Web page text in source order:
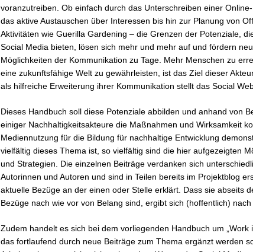
voranzutreiben. Ob einfach durch das Unterschreiben einer
das aktive Austauschen über Interessen bis hin zur Planung von
Aktivitäten wie Guerilla Gardening – die Grenzen der Potenziale,
Social Media bieten, lösen sich mehr und mehr auf und fördern
Möglichkeiten der Kommunikation zu Tage. Mehr Menschen zu
eine zukunftsfähige Welt zu gewährleisten, ist das Ziel dieser
als hilfreiche Erweiterung ihrer Kommunikation stellt das Social
Dieses Handbuch soll diese Potenziale abbilden und anhand von
einiger Nachhaltigkeitsakteure die Maßnahmen und Wirksamkeit
Mediennutzung für die Bildung für nachhaltige Entwicklung
vielfältig dieses Thema ist, so vielfältig sind die hier aufgezeigten
und Strategien. Die einzelnen Beiträge verdanken sich
Autorinnen und Autoren und sind in Teilen bereits im Projektblog
aktuelle Bezüge an der einen oder Stelle erklärt. Dass sie abseits
Bezüge nach wie vor von Belang sind, ergibt sich (hoffentlich) nach
Zudem handelt es sich bei dem vorliegenden Handbuch um „Work
das fortlaufend durch neue Beiträge zum Thema ergänzt werden